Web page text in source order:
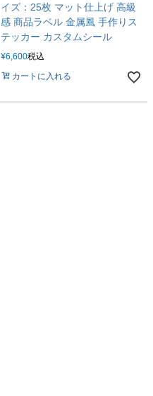
イズ：25枚 マット仕上げ 高級
感 商品ラベル 金属風 手作りス
テッカー カスタムシール
¥6,600税込
カートに入れる